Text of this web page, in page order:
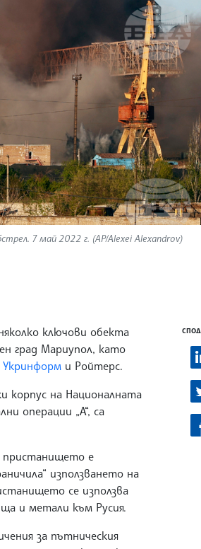
7 май 2022 г. (AP/Alexei Alexandrov)
ключови обекта
град Мариупол, като
Укринформ и Ройтерс.
корпус на Националната
операции „А“, са
пристанището е
използването на
се използва
и метали към Русия.
за пътническия